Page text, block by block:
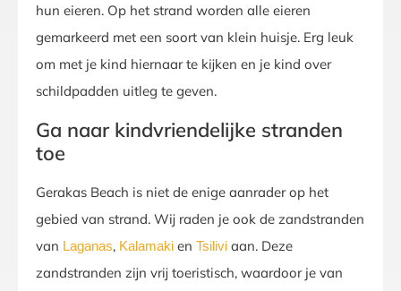
hun eieren. Op het strand worden alle eieren
gemarkeerd met een soort van klein huisje. Erg leuk
om met je kind hiernaar te kijken en je kind over
schildpadden uitleg te geven.
Ga naar kindvriendelijke stranden
toe
Gerakas Beach is niet de enige aanrader op het
gebied van strand. Wij raden je ook de zandstranden
van Laganas, Kalamaki en Tsilivi aan. Deze
zandstranden zijn vrij toeristisch, waardoor je van